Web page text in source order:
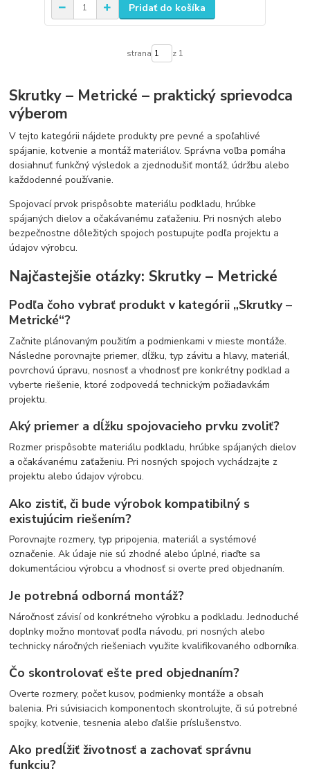
Pridať do košíka
strana z 1
Skrutky – Metrické – praktický sprievodca
výberom
V tejto kategórii nájdete produkty pre pevné a spoľahlivé
spájanie, kotvenie a montáž materiálov. Správna voľba pomáha
dosiahnuť funkčný výsledok a zjednodušiť montáž, údržbu alebo
každodenné používanie.
Spojovací prvok prispôsobte materiálu podkladu, hrúbke
spájaných dielov a očakávanému zaťaženiu. Pri nosných alebo
bezpečnostne dôležitých spojoch postupujte podľa projektu a
údajov výrobcu.
Najčastejšie otázky: Skrutky – Metrické
Podľa čoho vybrať produkt v kategórii „Skrutky –
Metrické“?
Začnite plánovaným použitím a podmienkami v mieste montáže.
Následne porovnajte priemer, dĺžku, typ závitu a hlavy, materiál,
povrchovú úpravu, nosnosť a vhodnosť pre konkrétny podklad a
vyberte riešenie, ktoré zodpovedá technickým požiadavkám
projektu.
Aký priemer a dĺžku spojovacieho prvku zvoliť?
Rozmer prispôsobte materiálu podkladu, hrúbke spájaných dielov
a očakávanému zaťaženiu. Pri nosných spojoch vychádzajte z
projektu alebo údajov výrobcu.
Ako zistiť, či bude výrobok kompatibilný s
existujúcim riešením?
Porovnajte rozmery, typ pripojenia, materiál a systémové
označenie. Ak údaje nie sú zhodné alebo úplné, riaďte sa
dokumentáciou výrobcu a vhodnosť si overte pred objednaním.
Je potrebná odborná montáž?
Náročnosť závisí od konkrétneho výrobku a podkladu. Jednoduché
doplnky možno montovať podľa návodu, pri nosných alebo
technicky náročných riešeniach využite kvalifikovaného odborníka.
Čo skontrolovať ešte pred objednaním?
Overte rozmery, počet kusov, podmienky montáže a obsah
balenia. Pri súvisiacich komponentoch skontrolujte, či sú potrebné
spojky, kotvenie, tesnenia alebo ďalšie príslušenstvo.
Ako predĺžiť životnosť a zachovať správnu
funkciu?